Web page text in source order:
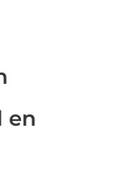
en